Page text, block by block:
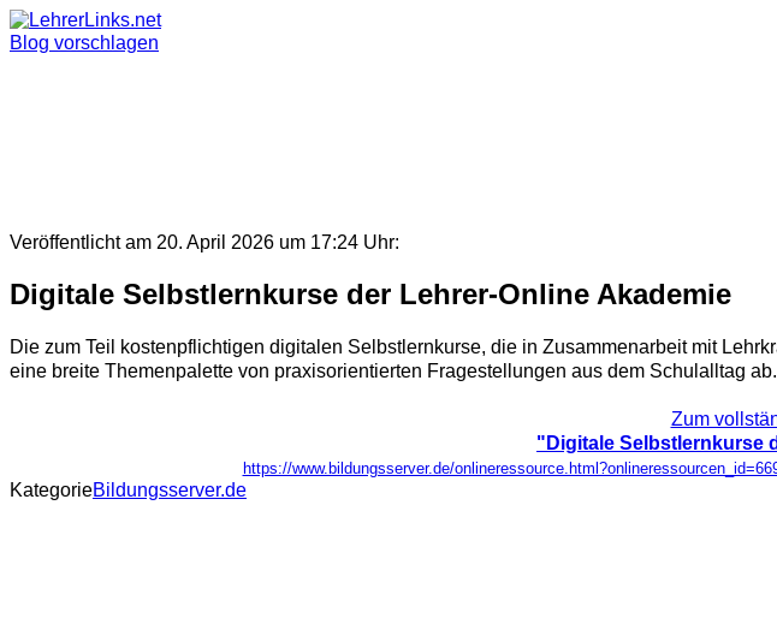
Skip
to
Blog vorschlagen
Veröffentlicht am 20. April 2026 um 17:24 Uhr:
Digitale Selbstlernkurse der Lehrer-Online Akademie
Die zum Teil kostenpflichtigen digitalen Selbstlernkurse, die in Zusammenarbeit mit
eine breite Themenpalette von praxisorientierten Fragestellungen aus dem Schulalltag
Zum
"Digitale Selbstlernkurse
https://www.bildungsserver.de/
KategorieBildungsserver.de